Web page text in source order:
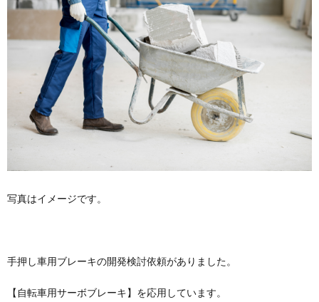
写真はイメージです。
手押し車用ブレーキの開発検討依頼がありました。
【自転車用サーボブレーキ】を応用しています。